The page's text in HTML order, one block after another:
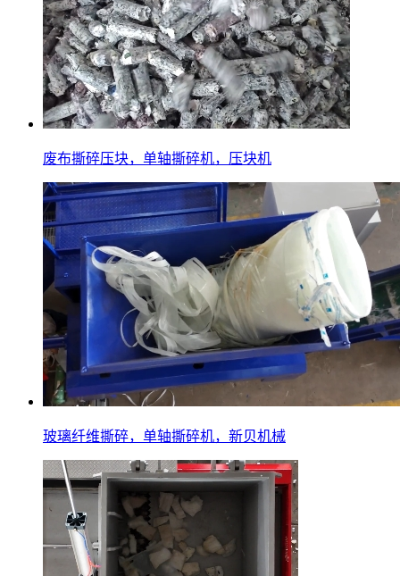
废布撕碎压块，单轴撕碎机，压块机
玻璃纤维撕碎，单轴撕碎机，新贝机械